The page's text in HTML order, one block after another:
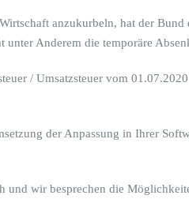
n
g
b
i
A
a
anzukurbeln, hat der
unter Anderem die temporäre
/ Umsatzsteuer vom
der Anpassung in Ihrer
und wir besprechen die